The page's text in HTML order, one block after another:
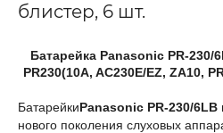
блистер, 6 шт.
Батарейка Panasonic PR-
PR230(10A, AC230E/EZ, ZA10,
БатарейкиPanasonic PR-230/6LB
нового поколения слуховых